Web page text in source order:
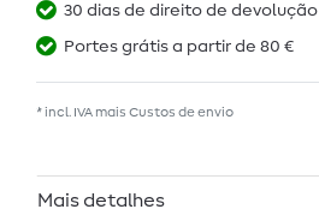
30 dias de direito de devolução
Portes grátis a partir de 80 €
* incl. IVA mais Custos de envio
Mais detalhes